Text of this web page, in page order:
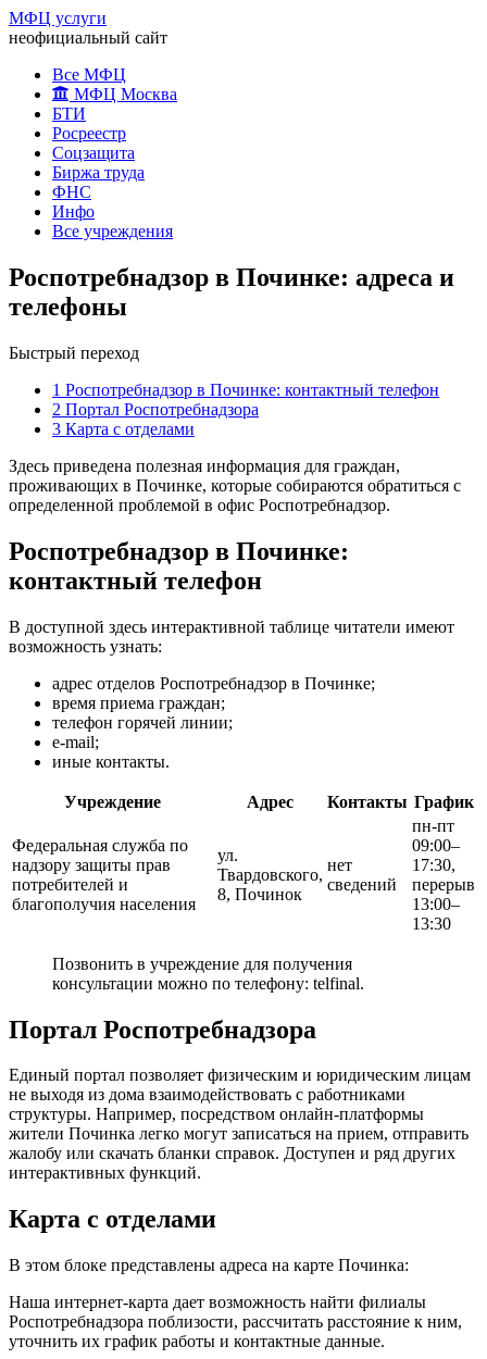
МФЦ услуги
неофициальный сайт
Все МФЦ
МФЦ Москва
БТИ
Росреестр
Соцзащита
Биржа труда
ФНС
Инфо
Все учреждения
Роспотребнадзор в Починке: адреса и
телефоны
Быстрый переход
1 Роспотребнадзор в Починке: контактный телефон
2 Портал Роспотребнадзора
3 Карта с отделами
Здесь приведена полезная информация для граждан,
проживающих в Починке, которые собираются обратиться с
определенной проблемой в офис Роспотребнадзор.
Роспотребнадзор в Починке:
контактный телефон
В доступной здесь интерактивной таблице читатели имеют
возможность узнать:
адрес отделов Роспотребнадзор в Починке;
время приема граждан;
телефон горячей линии;
e-mail;
иные контакты.
Учреждение Адрес Контакты График
Федеральная служба по
надзору защиты прав
потребителей и
благополучия населения
ул.
Твардовского,
8, Починок
нет
сведений
пн-пт
09:00–
17:30,
перерыв
13:00–
13:30
Позвонить в учреждение для получения
консультации можно по телефону: telfinal.
Портал Роспотребнадзора
Единый портал позволяет физическим и юридическим лицам
не выходя из дома взаимодействовать с работниками
структуры. Например, посредством онлайн-платформы
жители Починка легко могут записаться на прием, отправить
жалобу или скачать бланки справок. Доступен и ряд других
интерактивных функций.
Карта с отделами
В этом блоке представлены адреса на карте Починка:
Наша интернет-карта дает возможность найти филиалы
Роспотребнадзора поблизости, рассчитать расстояние к ним,
уточнить их график работы и контактные данные.